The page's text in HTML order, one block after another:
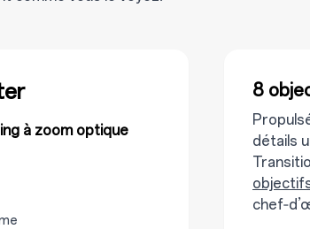
à zoom optique
8
détails